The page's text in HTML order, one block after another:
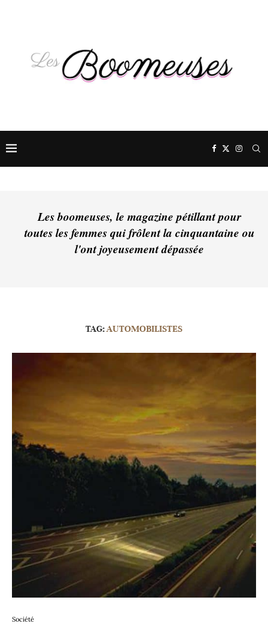
Les boomeuses, le magazine pétillant pour
toutes les femmes qui frôlent la cinquantaine ou
l'ont joyeusement dépassée
TAG:AUTOMOBILISTES
Société